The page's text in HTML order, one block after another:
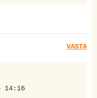
VASTA
14:16